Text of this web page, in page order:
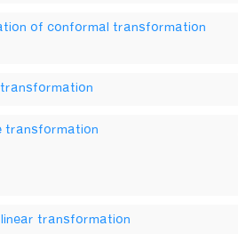
of conformal transformation
transformation
transformation